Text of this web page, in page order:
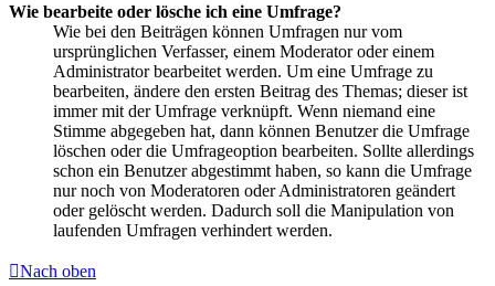
Wie bearbeite oder lösche ich eine Umfrage?
Wie bei den Beiträgen können Umfragen nur vom
ursprünglichen Verfasser, einem Moderator oder einem
Administrator bearbeitet werden. Um eine Umfrage zu
bearbeiten, ändere den ersten Beitrag des Themas; dieser ist
immer mit der Umfrage verknüpft. Wenn niemand eine
Stimme abgegeben hat, dann können Benutzer die Umfrage
löschen oder die Umfrageoption bearbeiten. Sollte allerdings
schon ein Benutzer abgestimmt haben, so kann die Umfrage
nur noch von Moderatoren oder Administratoren geändert
oder gelöscht werden. Dadurch soll die Manipulation von
laufenden Umfragen verhindert werden.
Nach oben